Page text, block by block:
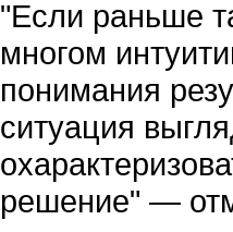
"Если раньше
многом
понимания
ситуация
решение" —